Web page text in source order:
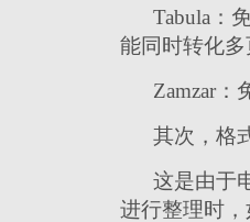
Tabula：
能同时转化多
Zamzar：
其次，格
这是由于
进行整理时